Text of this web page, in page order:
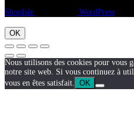
ShopIsle
WordPress
OK
Nous utilisons des cookies pour vous
notre site web. Si vous continuez à
vous en êtes satisfait.
OK